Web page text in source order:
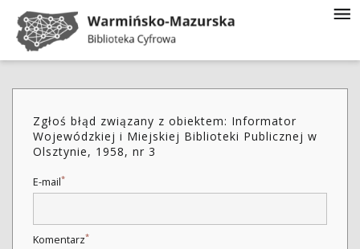
Zgłoś błąd związany z obiektem: Informator
Wojewódzkiej i Miejskiej Biblioteki Publicznej w
Olsztynie, 1958, nr 3
E-mail*
Komentarz*